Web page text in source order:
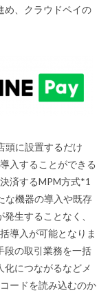
め、クラウドペイの
頭に設置するだけ
入することができる
済するMPM方式*1
な機器の導入や既存
生することなく、
導入が可能となりま
段の取引業務を一括
化につながるなどメ
ードを読み込むのか